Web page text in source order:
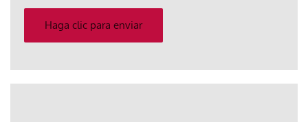
electrónico
Haga clic para enviar